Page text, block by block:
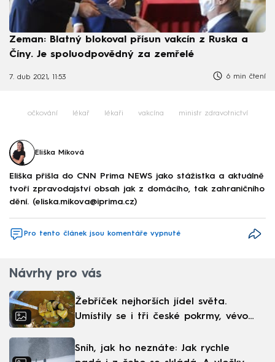
Zeman: Blatný blokoval přísun vakcín z Ruska a
Číny. Je spoluodpovědný za zemřelé
7. dub 2021, 11:53 6 min čtení
očkování lékař lékaři vakcína ministr zdravotnictví
Eliška Míková
Eliška přišla do CNN Prima NEWS jako stážistka a aktuálně
tvoří zpravodajství obsah jak z domácího, tak zahraničního
dění. (eliska.mikova@iprima.cz)
Pro tento článek jsou komentáře vypnuté
Návrhy pro vás
Žebříček nejhorších jídel světa.
Umístily se i tři české pokrmy, vévodí
Sníh, jak ho neznáte: Jak rychle